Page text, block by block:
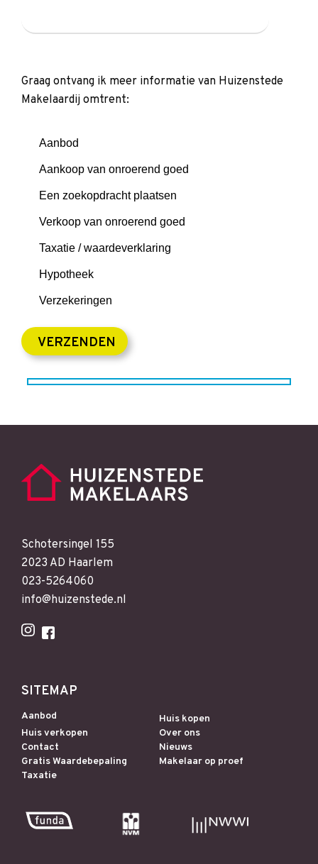
Graag ontvang ik meer informatie van Huizenstede
Makelaardij omtrent:
Aanbod
Aankoop van onroerend goed
Een zoekopdracht plaatsen
Verkoop van onroerend goed
Taxatie / waardeverklaring
Hypotheek
Verzekeringen
Schotersingel 155
2023 AD Haarlem
023-5264060
info@huizenstede.nl
SITEMAP
Aanbod
Huis kopen
Huis verkopen
Over ons
Contact
Nieuws
Gratis Waardebepaling
Makelaar op proef
Taxatie